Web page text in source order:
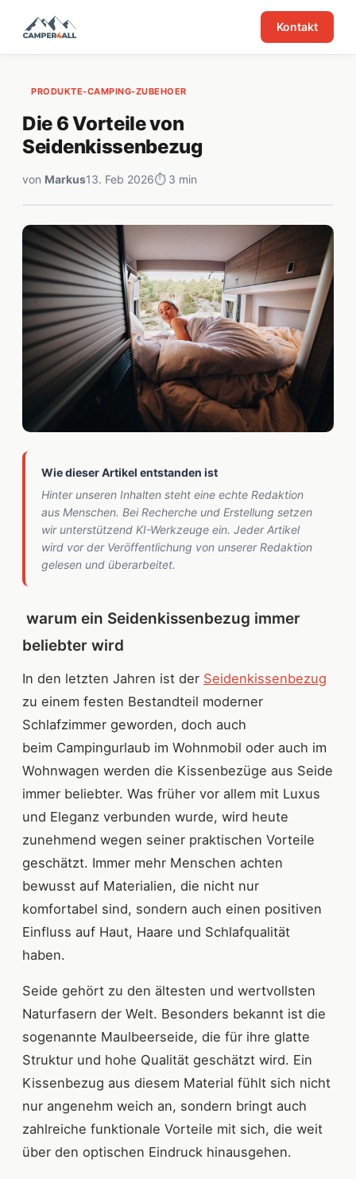
Kontakt
PRODUKTE-CAMPING-ZUBEHOER
Die 6 Vorteile von
Seidenkissenbezug
von Markus13. Feb 2026⏱ 3 min
Wie dieser Artikel entstanden ist
Hinter unseren Inhalten steht eine echte Redaktion
aus Menschen. Bei Recherche und Erstellung setzen
wir unterstützend KI-Werkzeuge ein. Jeder Artikel
wird vor der Veröffentlichung von unserer Redaktion
gelesen und überarbeitet.
warum ein Seidenkissenbezug immer
beliebter wird
In den letzten Jahren ist der Seidenkissenbezug
zu einem festen Bestandteil moderner
Schlafzimmer geworden, doch auch
beim Campingurlaub im Wohnmobil oder auch im
Wohnwagen werden die Kissenbezüge aus Seide
immer beliebter. Was früher vor allem mit Luxus
und Eleganz verbunden wurde, wird heute
zunehmend wegen seiner praktischen Vorteile
geschätzt. Immer mehr Menschen achten
bewusst auf Materialien, die nicht nur
komfortabel sind, sondern auch einen positiven
Einfluss auf Haut, Haare und Schlafqualität
haben.
Seide gehört zu den ältesten und wertvollsten
Naturfasern der Welt. Besonders bekannt ist die
sogenannte Maulbeerseide, die für ihre glatte
Struktur und hohe Qualität geschätzt wird. Ein
Kissenbezug aus diesem Material fühlt sich nicht
nur angenehm weich an, sondern bringt auch
zahlreiche funktionale Vorteile mit sich, die weit
über den optischen Eindruck hinausgehen.